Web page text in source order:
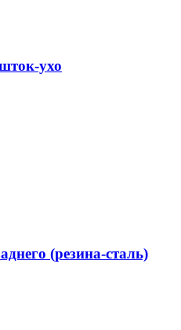
ухо
(резина-сталь)